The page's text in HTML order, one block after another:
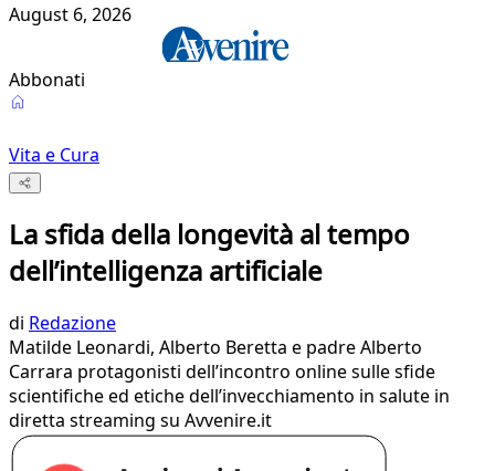
August 6, 2026
Abbonati
Vita e Cura
La sfida della longevità al tempo
dell’intelligenza artificiale
di Redazione
Matilde Leonardi, Alberto Beretta e padre Alberto
Carrara protagonisti dell’incontro online sulle sfide
scientifiche ed etiche dell’invecchiamento in salute in
diretta streaming su Avvenire.it